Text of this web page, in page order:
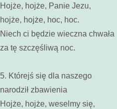
Hojże, hojże, Panie Jezu,
hojże, hojże, hoc, hoc.
Niech ci będzie wieczna chwała
za tę szczęśliwą noc.
5. Którejś się dla naszego
narodził zbawienia
Hojże, hojże, weselmy się,